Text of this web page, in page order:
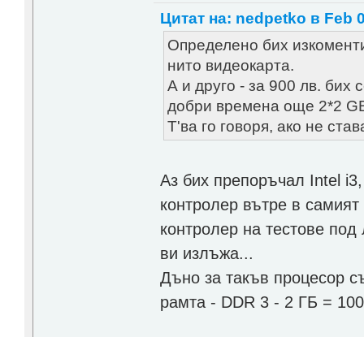
Цитат на: nedpetko в Feb
Определено бих
нито видеокарта.
А и друго - за 900 лв. бих
добри времена още 2*2
Т'ва го говоря, ако не
Аз бих препоръчал Intel
контролер вътре в
контролер на тестове
ви излъжа...
Дъно за такъв процесор
рамта - DDR 3 - 2 ГБ =